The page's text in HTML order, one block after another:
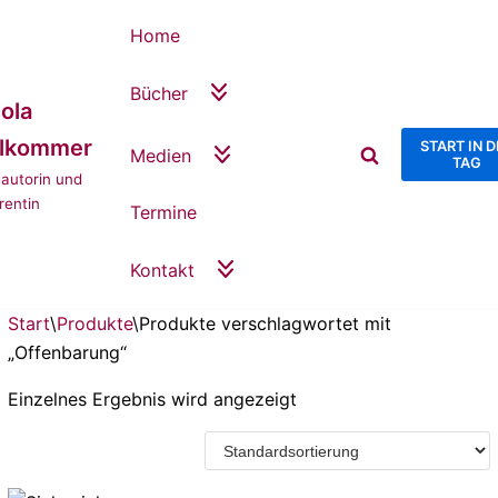
und
Home
Bücher
Medien
Termine
Kontakt
START IN
TAG
Start\Produkte\Produkte verschlagwortet mit
„Offenbarung“
Einzelnes Ergebnis wird angezeigt